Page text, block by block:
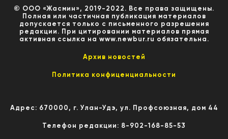
© ООО «Жасмин», 2019-2022. Все права защищены.
Полная или частичная публикация материалов
допускается только с письменного разрешения
редакции. При цитировании материалов прямая
активная ссылка на www.newbur.ru обязательна.
Архив новостей
Политика конфиценциальности
Адрес: 670000, г. Улан-Удэ, ул. Профсоюзная, дом 44
Телефон редакции: 8-902-168-85-53